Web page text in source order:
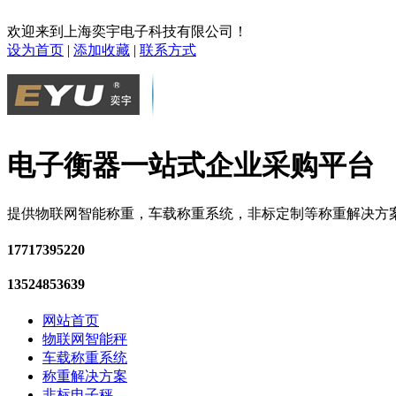
欢迎来到上海奕宇电子科技有限公司！
设为首页 | 添加收藏 | 联系方式
电子衡器一站式企业采购平台
提供物联网智能称重，车载称重系统，非标定制等称重解决方
17717395220
13524853639
网站首页
物联网智能秤
车载称重系统
称重解决方案